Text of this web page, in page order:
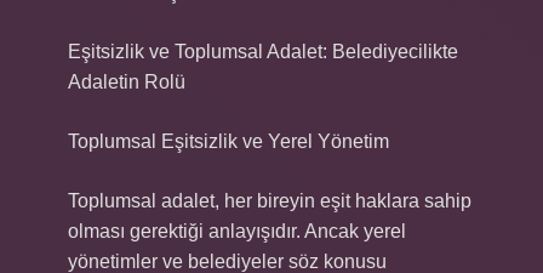
Eşitsizlik ve Toplumsal Adalet: Belediyecilikte
Adaletin Rolü
Toplumsal Eşitsizlik ve Yerel Yönetim
Toplumsal adalet, her bireyin eşit haklara sahip
olması gerektiği anlayışıdır. Ancak yerel
yönetimler ve belediyeler söz konusu